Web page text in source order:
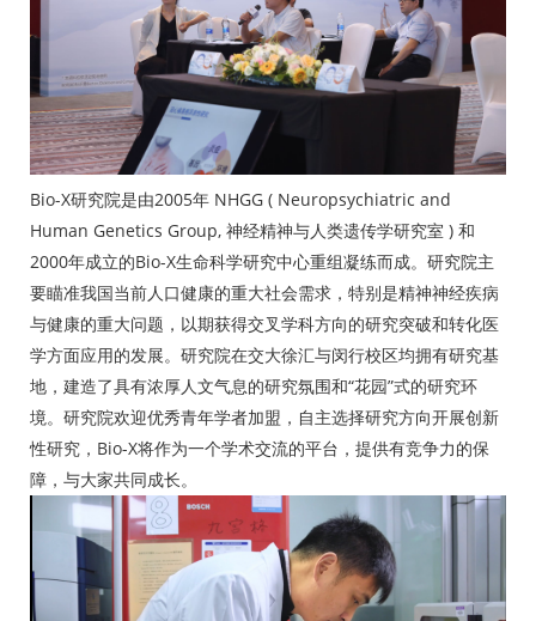
Bio-X研究院是由2005年 NHGG ( Neuropsychiatric and
Human Genetics Group, 神经精神与人类遗传学研究室 ) 和
2000年成立的Bio-X生命科学研究中心重组凝练而成。研究院主
要瞄准我国当前人口健康的重大社会需求，特别是精神神经疾病
与健康的重大问题，以期获得交叉学科方向的研究突破和转化医
学方面应用的发展。研究院在交大徐汇与闵行校区均拥有研究基
地，建造了具有浓厚人文气息的研究氛围和“花园”式的研究环
境。研究院欢迎优秀青年学者加盟，自主选择研究方向开展创新
性研究，Bio-X将作为一个学术交流的平台，提供有竞争力的保
障，与大家共同成长。